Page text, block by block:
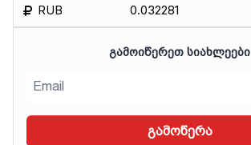
RUB
0.032281
ᲒᲐᲛᲝᲘᲬᲔᲠᲔᲗ ᲡᲘᲐᲮᲚᲔᲔᲑᲘ
გამოწერა